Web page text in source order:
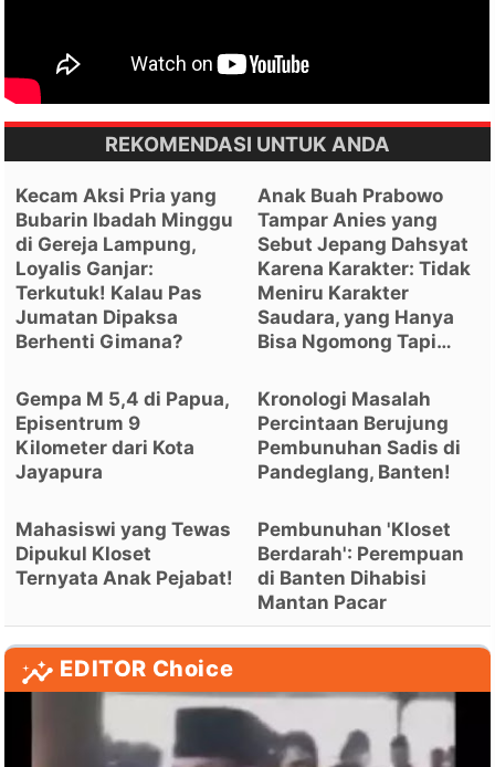
REKOMENDASI UNTUK ANDA
Kecam Aksi Pria yang
Bubarin Ibadah Minggu
di Gereja Lampung,
Loyalis Ganjar:
Terkutuk! Kalau Pas
Jumatan Dipaksa
Berhenti Gimana?
Anak Buah Prabowo
Tampar Anies yang
Sebut Jepang Dahsyat
Karena Karakter: Tidak
Meniru Karakter
Saudara, yang Hanya
Bisa Ngomong Tapi…
Gempa M 5,4 di Papua,
Episentrum 9
Kilometer dari Kota
Jayapura
Kronologi Masalah
Percintaan Berujung
Pembunuhan Sadis di
Pandeglang, Banten!
Mahasiswi yang Tewas
Dipukul Kloset
Ternyata Anak Pejabat!
Pembunuhan 'Kloset
Berdarah': Perempuan
di Banten Dihabisi
Mantan Pacar
EDITOR Choice